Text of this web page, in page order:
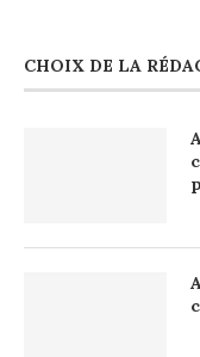
CHOIX DE LA